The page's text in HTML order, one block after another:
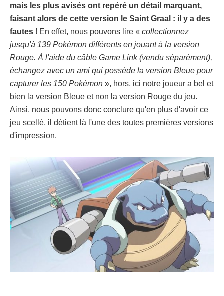
mais les plus avisés ont repéré un détail marquant,
faisant alors de cette version le Saint Graal : il y a des
fautes ! En effet, nous pouvons lire « collectionnez
jusqu'à 139 Pokémon différents en jouant à la version
Rouge. À l'aide du câble Game Link (vendu séparément),
échangez avec un ami qui possède la version Bleue pour
capturer les 150 Pokémon », hors, ici notre joueur a bel et
bien la version Bleue et non la version Rouge du jeu.
Ainsi, nous pouvons donc conclure qu'en plus d'avoir ce
jeu scellé, il détient là l'une des toutes premières versions
d'impression.